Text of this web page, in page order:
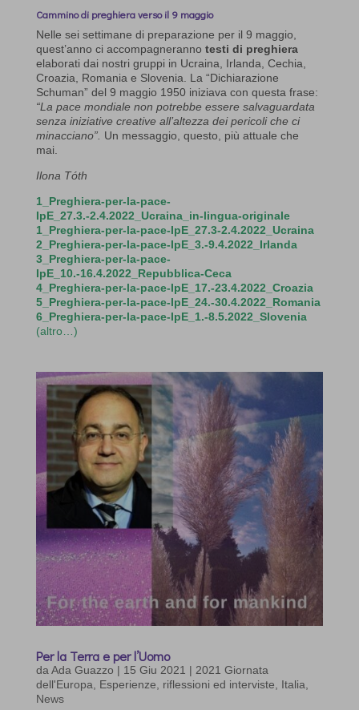
Cammino di preghiera verso il 9 maggio
Nelle sei settimane di preparazione per il 9 maggio,
quest’anno ci accompagneranno testi di preghiera
elaborati dai nostri gruppi in Ucraina, Irlanda, Cechia,
Croazia, Romania e Slovenia. La “Dichiarazione
Schuman” del 9 maggio 1950 iniziava con questa frase:
“La pace mondiale non potrebbe essere salvaguardata
senza iniziative creative all’altezza dei pericoli che ci
minacciano”. Un messaggio, questo, più attuale che
mai.
Ilona Tóth
1_Preghiera-per-la-pace-
IpE_27.3.-2.4.2022_Ucraina_in-lingua-originale
1_Preghiera-per-la-pace-IpE_27.3-2.4.2022_Ucraina
2_Preghiera-per-la-pace-IpE_3.-9.4.2022_Irlanda
3_Preghiera-per-la-pace-
IpE_10.-16.4.2022_Repubblica-Ceca
4_Preghiera-per-la-pace-IpE_17.-23.4.2022_Croazia
5_Preghiera-per-la-pace-IpE_24.-30.4.2022_Romania
6_Preghiera-per-la-pace-IpE_1.-8.5.2022_Slovenia
(altro…)
Per la Terra e per l’Uomo
daAda Guazzo | 15 Giu 2021 | 2021 Giornata
dell'Europa, Esperienze, riflessioni ed interviste, Italia,
News